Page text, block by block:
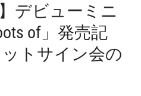
】デビューミニ
of」発売記
トサイン会の